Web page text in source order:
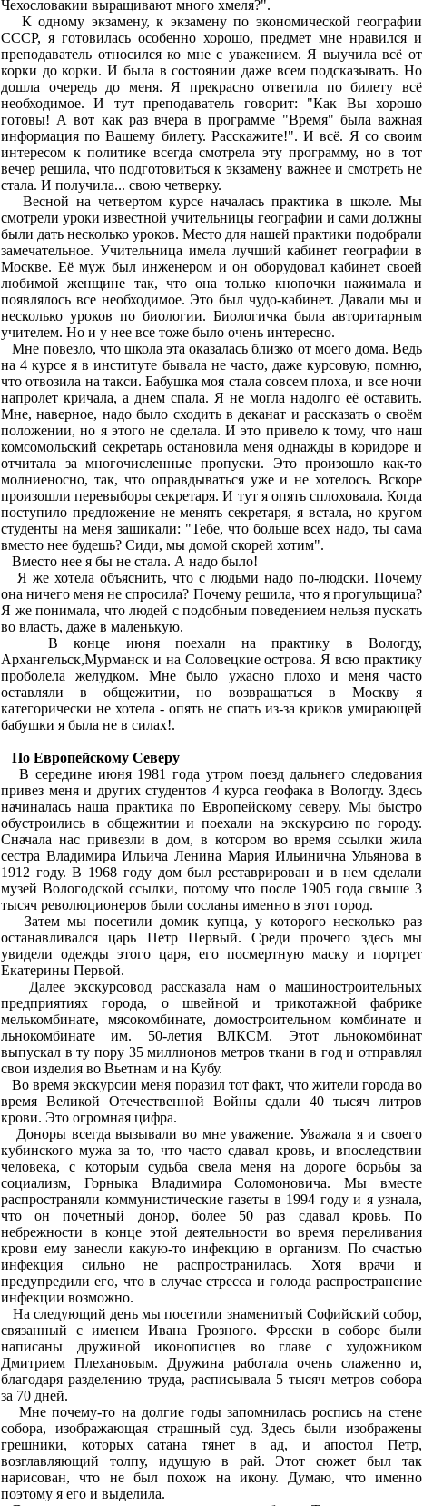
Чехословакии выращивают много хмеля?".
К одному экзамену, к экзамену по экономической географии
СССР, я готовилась особенно хорошо, предмет мне нравился и
преподаватель относился ко мне с уважением. Я выучила всё от
корки до корки. И была в состоянии даже всем подсказывать. Но
дошла очередь до меня. Я прекрасно ответила по билету всё
необходимое. И тут преподаватель говорит: "Как Вы хорошо
готовы! А вот как раз вчера в программе "Время" была важная
информация по Вашему билету. Расскажите!". И всё. Я со своим
интересом к политике всегда смотрела эту программу, но в тот
вечер решила, что подготовиться к экзамену важнее и смотреть не
стала. И получила... свою четверку.
Весной на четвертом курсе началась практика в школе. Мы
смотрели уроки известной учительницы географии и сами должны
были дать несколько уроков. Место для нашей практики подобрали
замечательное. Учительница имела лучший кабинет географии в
Москве. Её муж был инженером и он оборудовал кабинет своей
любимой женщине так, что она только кнопочки нажимала и
появлялось все необходимое. Это был чудо-кабинет. Давали мы и
несколько уроков по биологии. Биологичка была авторитарным
учителем. Но и у нее все тоже было очень интересно.
Мне повезло, что школа эта оказалась близко от моего дома. Ведь
на 4 курсе я в институте бывала не часто, даже курсовую, помню,
что отвозила на такси. Бабушка моя стала совсем плоха, и все ночи
напролет кричала, а днем спала. Я не могла надолго её оставить.
Мне, наверное, надо было сходить в деканат и рассказать о своём
положении, но я этого не сделала. И это привело к тому, что наш
комсомольский секретарь остановила меня однажды в коридоре и
отчитала за многочисленные пропуски. Это произошло как-то
молниеносно, так, что оправдываться уже и не хотелось. Вскоре
произошли перевыборы секретаря. И тут я опять сплоховала. Когда
поступило предложение не менять секретаря, я встала, но кругом
студенты на меня зашикали: "Тебе, что больше всех надо, ты сама
вместо нее будешь? Сиди, мы домой скорей хотим".
Вместо нее я бы не стала. А надо было!
Я же хотела объяснить, что с людьми надо по-людски. Почему
она ничего меня не спросила? Почему решила, что я прогульщица?
Я же понимала, что людей с подобным поведением нельзя пускать
во власть, даже в маленькую.
В конце июня поехали на практику в Вологду,
Архангельск,Мурманск и на Соловецкие острова. Я всю практику
проболела желудком. Мне было ужасно плохо и меня часто
оставляли в общежитии, но возвращаться в Москву я
категорически не хотела - опять не спать из-за криков умирающей
бабушки я была не в силах!.
По Европейскому Северу
В середине июня 1981 года утром поезд дальнего следования
привез меня и других студентов 4 курса геофака в Вологду. Здесь
начиналась наша практика по Европейскому северу. Мы быстро
обустроились в общежитии и поехали на экскурсию по городу.
Сначала нас привезли в дом, в котором во время ссылки жила
сестра Владимира Ильича Ленина Мария Ильинична Ульянова в
1912 году. В 1968 году дом был реставрирован и в нем сделали
музей Вологодской ссылки, потому что после 1905 года свыше 3
тысяч революционеров были сосланы именно в этот город.
Затем мы посетили домик купца, у которого несколько раз
останавливался царь Петр Первый. Среди прочего здесь мы
увидели одежды этого царя, его посмертную маску и портрет
Екатерины Первой.
Далее экскурсовод рассказала нам о машиностроительных
предприятиях города, о швейной и трикотажной фабрике
мелькомбинате, мясокомбинате, домостроительном комбинате и
льнокомбинате им. 50-летия ВЛКСМ. Этот льнокомбинат
выпускал в ту пору 35 миллионов метров ткани в год и отправлял
свои изделия во Вьетнам и на Кубу.
Во время экскурсии меня поразил тот факт, что жители города во
время Великой Отечественной Войны сдали 40 тысяч литров
крови. Это огромная цифра.
Доноры всегда вызывали во мне уважение. Уважала я и своего
кубинского мужа за то, что часто сдавал кровь, и впоследствии
человека, с которым судьба свела меня на дороге борьбы за
социализм, Горныка Владимира Соломоновича. Мы вместе
распространяли коммунистические газеты в 1994 году и я узнала,
что он почетный донор, более 50 раз сдавал кровь. По
небрежности в конце этой деятельности во время переливания
крови ему занесли какую-то инфекцию в организм. По счастью
инфекция сильно не распространилась. Хотя врачи и
предупредили его, что в случае стресса и голода распространение
инфекции возможно.
На следующий день мы посетили знаменитый Софийский собор,
связанный с именем Ивана Грозного. Фрески в соборе были
написаны дружиной иконописцев во главе с художником
Дмитрием Плехановым. Дружина работала очень слаженно и,
благодаря разделению труда, расписывала 5 тысяч метров собора
за 70 дней.
Мне почему-то на долгие годы запомнилась роспись на стене
собора, изображающая страшный суд. Здесь были изображены
грешники, которых сатана тянет в ад, и апостол Петр,
возглавляющий толпу, идущую в рай. Этот сюжет был так
нарисован, что не был похож на икону. Думаю, что именно
поэтому я его и выделила.